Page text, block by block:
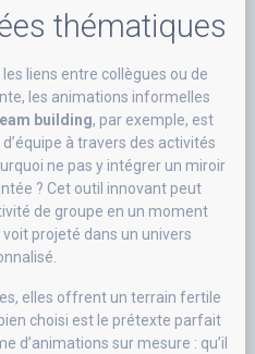
thématiques
les liens entre collègues ou de
les animations informelles
building, par exemple, est
à travers des activités
ne pas y intégrer un miroir
? Cet outil innovant peut
de groupe en un moment
projeté dans un univers
elles offrent un terrain fertile
choisi est le prétexte parfait
d’animations sur mesure : qu’il